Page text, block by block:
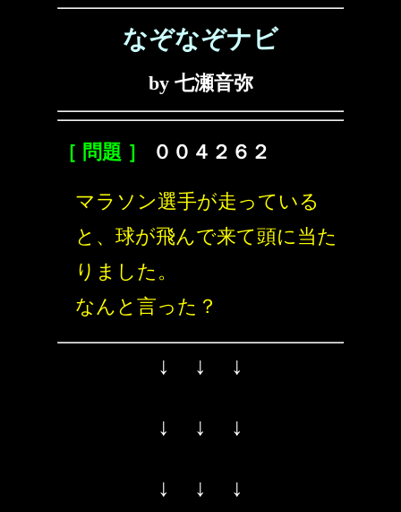
なぞなぞナビ
by 七瀬音弥
［ 問題 ］ ００４２６２
マラソン選手が走っている
と、球が飛んで来て頭に当た
りました。
なんと言った？
↓ ↓ ↓
↓ ↓ ↓
↓ ↓ ↓